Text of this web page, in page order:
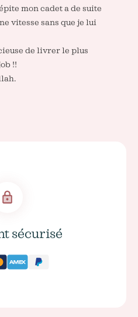
mon cadet a de suite
vitesse sans que je lui
de livrer le plus
!!
sécurisé